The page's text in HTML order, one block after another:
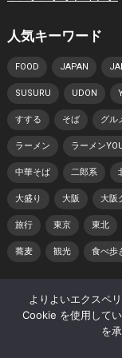
人気キーワード
FOOD JAPAN
SUSURU UDON
すする そば グル
ラーメン ラーメン
中華そば 二郎系
大盛り 大阪 大阪
旅行 東京 東北
蕎麦 観光 食べ歩
© 2026 日本らー
著作
よりよいエクスペ
Cookie を使用して
を